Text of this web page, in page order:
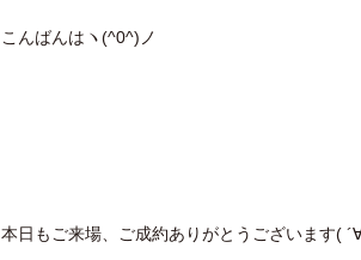
こんばんはヽ(^0^)ノ
本日もご来場、ご成約ありがとうございます(